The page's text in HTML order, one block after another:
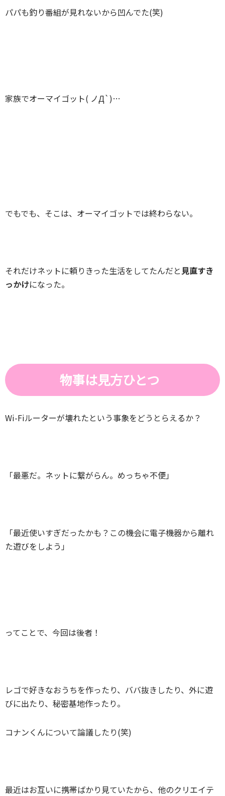
パパも釣り番組が見れないから凹んでた(笑)
家族でオーマイゴット( ノД`)…
でもでも、そこは、オーマイゴットでは終わらない。
それだけネットに頼りきった生活をしてたんだと 見直すき
っかけになった。
物事は見方ひとつ
Wi-Fiルーターが壊れたという事象をどうとらえるか？
「最悪だ。ネットに繋がらん。めっちゃ不便」
「最近使いすぎだったかも？この機会に電子機器から離れ
た遊びをしよう」
ってことで、今回は後者！
レゴで好きなおうちを作ったり、ババ抜きしたり、外に遊
びに出たり、秘密基地作ったり。
コナンくんについて論議したり(笑)
最近はお互いに携帯ばかり見ていたから、他のクリエイテ